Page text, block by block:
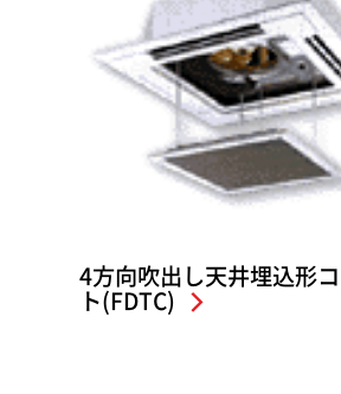
4方向吹出し天井埋込形
ト(FDTC)